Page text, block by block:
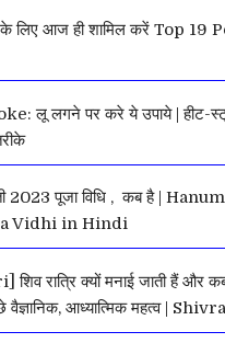
लिए आज ही शामिल करें Top 19
लू लगने पर करे ये उपाये | हीट-
2023 पूजा विधि , कब है |
Vidhi in Hindi
रात्रि क्यों मनाई जाती हैं और कब
वैज्ञानिक, आध्यात्मिक महत्व |